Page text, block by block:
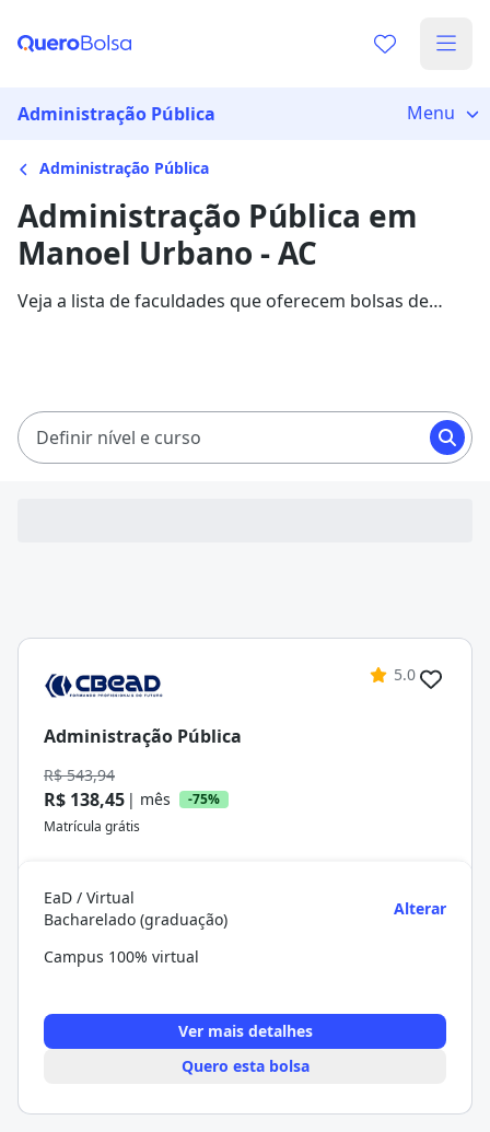
Administração Pública Menu
Administração Pública
Administração Pública em
Manoel Urbano - AC
Veja a lista de faculdades que oferecem bolsas de
Definir nível e curso
5.0
Administração Pública
R$ 543,94
R$ 138,45 | mês
-75%
Matrícula grátis
EaD / Virtual
Bacharelado (graduação)
Alterar
Campus 100% virtual
Ver mais detalhes
Quero esta bolsa